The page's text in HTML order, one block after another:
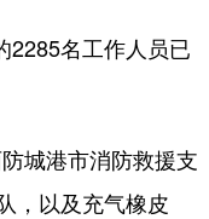
名工作人员已
城港市消防救援支
，以及充气橡皮